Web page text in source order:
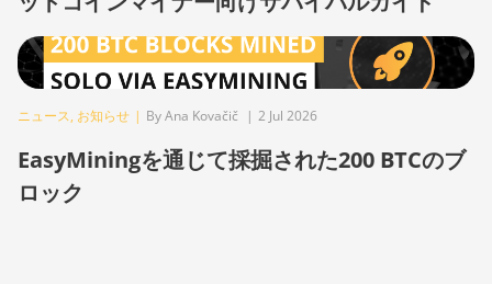
BITMAIN Antminer S19
Hydro (158Th)
Hyd (255Th)
BITMAIN Antminer S19j
ニュース, お知らせ | By Ana Kovačič | 2 Jul 2026
EasyMiningを通じて採掘された200 BTCのブ
ロック